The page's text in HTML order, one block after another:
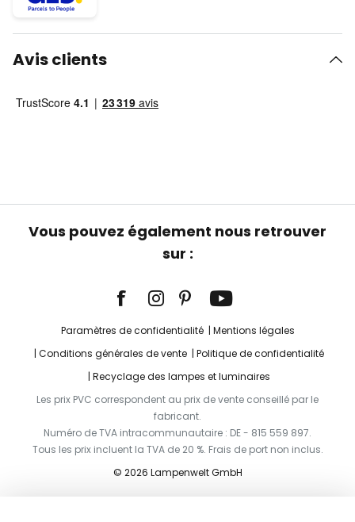
Avis clients
Vous pouvez également nous retrouver
sur :
Paramètres de confidentialité
Mentions légales
Conditions générales de vente
Politique de confidentialité
Recyclage des lampes et luminaires
Les prix PVC correspondent au prix de vente conseillé par le
fabricant.
Numéro de TVA intracommunautaire : DE - 815 559 897.
Tous les prix incluent la TVA de 20 %. Frais de port non inclus.
© 2026 Lampenwelt GmbH